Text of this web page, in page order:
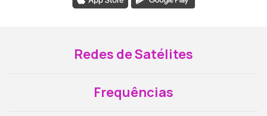
Redes de Satélites
Frequências